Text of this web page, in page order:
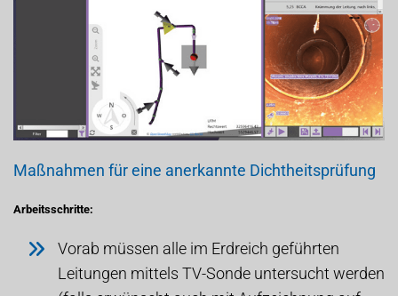
Maßnahmen für eine anerkannte Dichtheitsprüfung
Arbeitsschritte:
Vorab müssen alle im Erdreich geführten
Leitungen mittels TV-Sonde untersucht werden